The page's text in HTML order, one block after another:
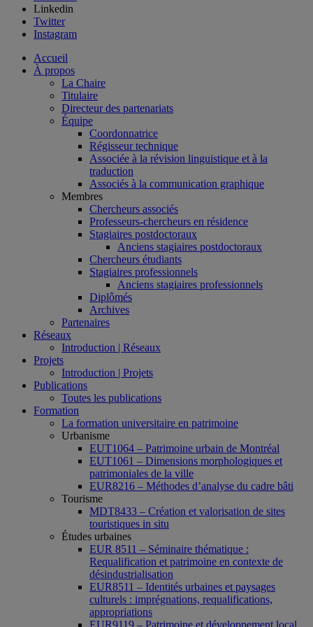
Linkedin
Twitter
Instagram
Accueil
À propos
La Chaire
Titulaire
Directeur des partenariats
Équipe
Coordonnatrice
Régisseur technique
Associée à la révision linguistique et à la
traduction
Associés à la communication graphique
Membres
Chercheurs associés
Professeurs-chercheurs en résidence
Stagiaires postdoctoraux
Anciens stagiaires postdoctoraux
Chercheurs étudiants
Stagiaires professionnels
Anciens stagiaires professionnels
Diplômés
Archives
Partenaires
Réseaux
Introduction | Réseaux
Projets
Introduction | Projets
Publications
Toutes les publications
Formation
La formation universitaire en patrimoine
Urbanisme
EUT1064 – Patrimoine urbain de Montréal
EUT1061 – Dimensions morphologiques et
patrimoniales de la ville
EUR8216 – Méthodes d’analyse du cadre bâti
Tourisme
MDT8433 – Création et valorisation de sites
touristiques in situ
Études urbaines
EUR 8511 – Séminaire thématique :
Requalification et patrimoine en contexte de
désindustrialisation
EUR8511 – Identités urbaines et paysages
culturels : imprégnations, requalifications,
appropriations
EUR9119 – Patrimoine et développement local